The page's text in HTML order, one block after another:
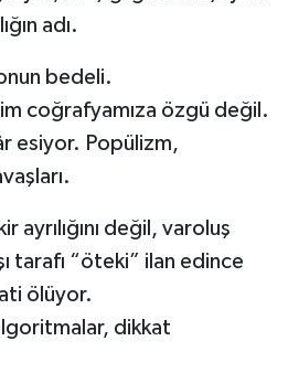
adı.
bedeli.
coğrafyamıza özgü değil.
esiyor. Popülizm,
ayrılığını değil, varoluş
tarafı “öteki” ilan edince
ölüyor.
dikkat